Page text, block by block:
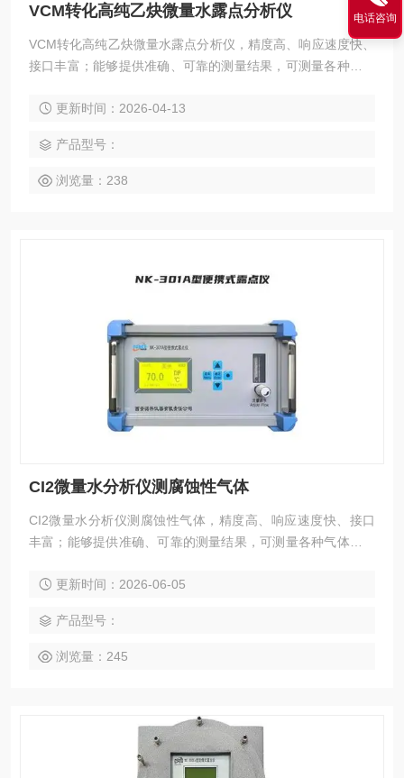
VCM转化高纯乙炔微量水露点分析仪
VCM转化高纯乙炔微量水露点分析仪，精度高、响应速度快、
接口丰富；能够提供准确、可靠的测量结果，可测量各种气体
线分析场合。无论是在生产过程控制、产品质量保证还是实验
和质量标准。
更新时间：2026-04-13
产品型号：
浏览量：238
CI2微量水分析仪测腐蚀性气体
CI2微量水分析仪测腐蚀性气体，精度高、响应速度快、接口
丰富；能够提供准确、可靠的测量结果，可测量各种气体中微
析场合。无论是在生产过程控制、产品质量保证还是实验研究
量标准。
更新时间：2026-06-05
产品型号：
浏览量：245
电话咨询